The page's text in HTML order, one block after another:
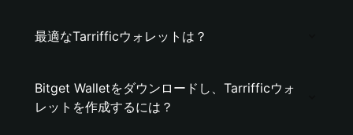
最適なTarrifficウォレットは？
Bitget Walletをダウンロードし、Tarrifficウォ
レットを作成するには？